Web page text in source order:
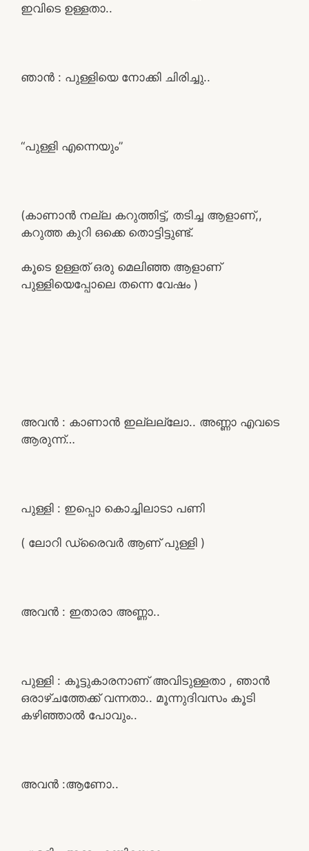
ഇവിടെ ഉള്ളതാ..
ഞാൻ : പുള്ളിയെ നോക്കി ചിരിച്ചു..
“പുള്ളി എന്നെയും”
(കാണാൻ നല്ല കറുത്തിട്ട്, തടിച്ച ആളാണ്,,
കറുത്ത കുറി ഒക്കെ തൊട്ടിട്ടുണ്ട്.
കൂടെ ഉള്ളത് ഒരു മെലിഞ്ഞ ആളാണ്
പുള്ളിയെപ്പോലെ തന്നെ വേഷം )
അവൻ : കാണാൻ ഇല്ലല്ലോ.. അണ്ണാ എവടെ
ആരുന്ന്…
പുള്ളി : ഇപ്പൊ കൊച്ചിലാടാ പണി
( ലോറി ഡ്രൈവർ ആണ് പുള്ളി )
അവൻ : ഇതാരാ അണ്ണാ..
പുള്ളി : കൂട്ടുകാരനാണ് അവിടുള്ളതാ , ഞാൻ
ഒരാഴ്ചത്തേക്ക് വന്നതാ.. മൂന്നുദിവസം കൂടി
കഴിഞ്ഞാല്‍ പോവും..
അവൻ :ആണോ..